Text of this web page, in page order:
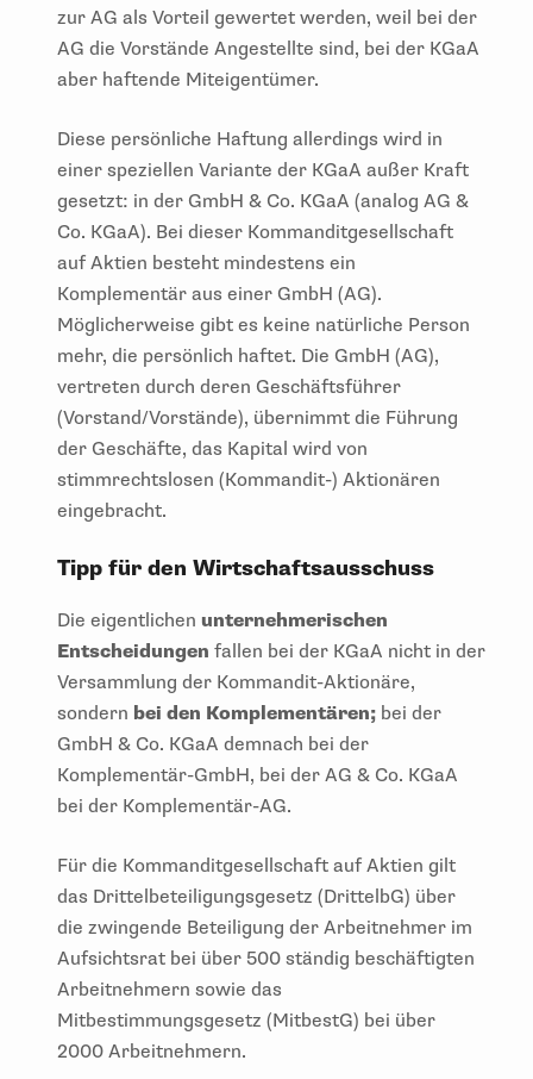
zur AG als Vorteil gewertet werden, weil bei der
AG die Vorstände Angestellte sind, bei der KGaA
aber haftende Miteigentümer.
Diese persönliche Haftung allerdings wird in
einer speziellen Variante der KGaA außer Kraft
gesetzt: in der GmbH & Co. KGaA (analog AG &
Co. KGaA). Bei dieser Kommanditgesellschaft
auf Aktien besteht mindestens ein
Komplementär aus einer GmbH (AG).
Möglicherweise gibt es keine natürliche Person
mehr, die persönlich haftet. Die GmbH (AG),
vertreten durch deren Geschäftsführer
(Vorstand/Vorstände), übernimmt die Führung
der Geschäfte, das Kapital wird von
stimmrechtslosen (Kommandit-) Aktionären
eingebracht.
Tipp für den Wirtschaftsausschuss
Die eigentlichen unternehmerischen
Entscheidungen fallen bei der KGaA nicht in der
Versammlung der Kommandit-Aktionäre,
sondern bei den Komplementären; bei der
GmbH & Co. KGaA demnach bei der
Komplementär-GmbH, bei der AG & Co. KGaA
bei der Komplementär-AG.
Für die Kommanditgesellschaft auf Aktien gilt
das Drittelbeteiligungsgesetz (DrittelbG) über
die zwingende Beteiligung der Arbeitnehmer im
Aufsichtsrat bei über 500 ständig beschäftigten
Arbeitnehmern sowie das
Mitbestimmungsgesetz (MitbestG) bei über
2000 Arbeitnehmern.